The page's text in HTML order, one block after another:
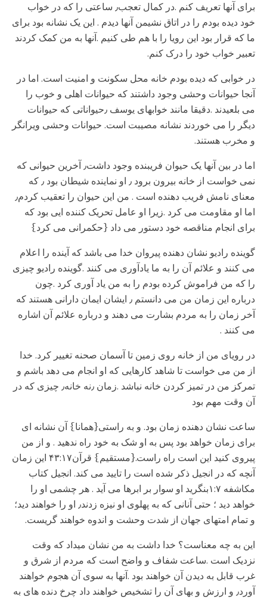
برای آنها تعریف کنم .در کمال تعجب٫ ساعتی را که در خواب
خود دیده بودم را در اتاق نشیمن آنها دیدم . این یک نشانه بود برای
ما که قرار بود این رویا را با هم طی کنیم .آنها به من کمک کردند
تعبیر خواب خود را درک کنم.
در خوابی که دیده بودم خانه محل سکونت و امنیت است. اما در
آنجا حیوانات وحشی وجود داشتند که حیوانات اهلی و خوب را
می بلعیدند .دقیقا مانند خوابهای یوسف ٫حیواناتی که حیوانات
دیگر را می خوردند نشانه مصیبت است. حیوانات وحشی ویرانگر
و مخرب هستند.
اما در بین آنها یک حیوان فریبنده وجود داشت٫ آخرین حیوانی که
نمی خواست از خانه بیرون برود ٫ او نماینده شیطان بود ٫ که
معنای نامش فریب دهنده است . من این حیوان را تعقیب کردم٫
اما او مقاومت می کرد .زیرا او عامل تحریک کننده ایی بود که
برای انجام مناقصه خود دستور می داد {حکمرانی می کرد}
گوینده رادیو نشان دهنده پیروان خدا می باشد که آینده را اعلام
می کنند و علائم آن را به ما یادآوری می کنند .گوینده رادیو چیزی
را که من فراموش کرده بودم را به من یاد آوری کرد .چون
درباره این زمان من می دانستم ٫ ایشان ایمان دارانی هستند که
آخر زمان را به مردم بشارت می دهند و درباره علائم آن اشاره
می کنند .
در رویای من از خانه روی زمین تا آسمان صحنه تغییر کرد. خدا
از من می خواست تا شاهد کارهایی که او انجام می دهد باشم و
تمرکز من در تمیز کردن خانه نباشد .زمان ٫نه خانه٫ چیزی که در
آن وقت مهم بود
ساعت نشان دهنده زمان بود. و به راستی{همانا} آن نشانه ای
برای زمان خواهد بود پس به او شک به خود راه ندهید . و از من
پیروی کنید این است راه راست.{مستقیم} قرآن۴۳:۱۷ این زمان
آنچه که در انجیل ذکر شده است را تایید می کند. انجیل کتاب
مکاشفه ۱:۷بنگرید او سوار بر ابرها می آید . هر چشمی او را
خواهد دید ؛ حتی آنانی که به پهلوی او نیزه زدند٫ او را خواهند دید؛
و تمام امتهای جهان از شدت وحشت و اندوه خواهند گریست.
این به چه معناست؟ خدا داشت به من نشان میداد که وقت
نزدیک است .ساعت شفاف و واضح است که مردم از شرق و
غرب قابل به دیدن آن خواهند بود .آنها به سوی آن هجوم خواهند
آورد٫ و ارزش و بهای آن را تشخیص خواهند داد چرخ دنده های به